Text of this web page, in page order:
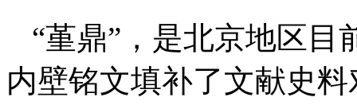
“堇鼎”，是北京地区
内壁铭文填补了文献史